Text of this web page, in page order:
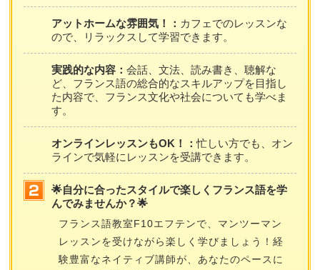
アットホームな雰囲気！： カフェでのレッスンな
ので、リラックスして学習できます。
実践的な内容：会話、文法、読み書き、聴解な
ど、フランス語の総合的なスキルアップを目指し
た内容で、フランス文化や社会についても学べま
す。
オンラインレッスンもOK！：忙しい方でも、オン
ラインで気軽にレッスンを受講できます。
🌟自分に合ったスタイルで楽しくフランス語を学
んでみませんか？🌟
フランス語教室F10エフテンで、マンツーマン
レッスンを受けながら楽しく学びましょう！経
験豊富なネイティブ講師が、あなたのペースに